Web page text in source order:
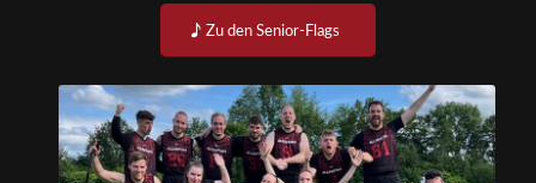
Zu den Senior-Flags